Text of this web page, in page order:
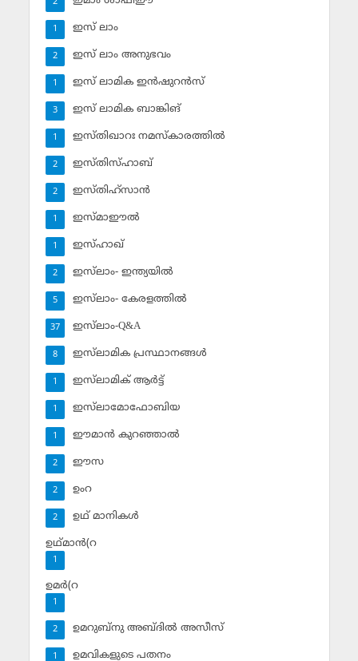
ഇസ് ലാം
1
ഇസ് ലാം അനുഭവം
2
ഇസ് ലാമിക ഇന്‍ഷുറന്‍സ്‌
1
ഇസ് ലാമിക ബാങ്കിങ്‌
3
ഇസ്തിഖാറഃ നമസ്‌കാരത്തില്‍
1
ഇസ്തിസ്ഹാബ്
2
ഇസ്തിഹ്‌സാന്‍
2
ഇസ്മാഈല്‍
1
ഇസ്ഹാഖ്‌
1
ഇസ്‌ലാം- ഇന്ത്യയില്‍
2
ഇസ്‌ലാം- കേരളത്തില്‍
5
ഇസ്‌ലാം-Q&A
37
ഇസ്‌ലാമിക പ്രസ്ഥാനങ്ങള്‍
8
ഇസ്‌ലാമിക് ആര്‍ട്ട്
1
ഇസ്‌ലാമോഫോബിയ
1
ഈമാന്‍ കുറഞ്ഞാല്‍
1
ഈസ
2
ഉംറ
2
ഉഥ് മാനികള്‍
2
ഉഥ്മാന്‍(റ
1
ഉമര്‍(റ
1
ഉമറുബ്‌നു അബ്ദില്‍ അസീസ്‌
2
ഉമവികളുടെ പതനം
1